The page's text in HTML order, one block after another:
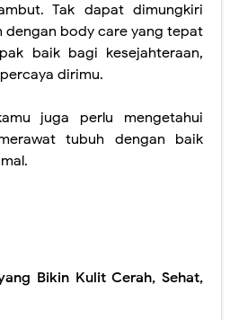
Tak dapat dimungkiri
dengan body care yang tepat
baik bagi kesejahteraan,
dirimu.
juga perlu mengetahui
tubuh dengan baik
Bikin Kulit Cerah, Sehat,